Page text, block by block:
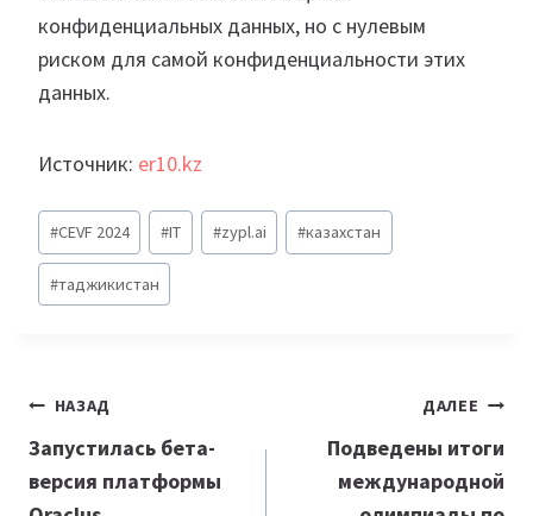
конфиденциальных данных, но с нулевым
риском для самой конфиденциальности этих
данных.
Источник: er10.kz
Метки
записи:
#CEVF 2024 #IT #zypl.ai #казахстан
#таджикистан
Навигация
по
записям
НАЗАД
Запустилась бета-
версия платформы
ДАЛЕЕ
Подведены итоги
международной